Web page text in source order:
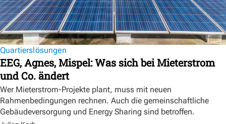
Quartierslösungen
EEG, Agnes, Mispel: Was sich bei Mieterstrom
und Co. ändert
Wer Mieterstrom-Projekte plant, muss mit neuen
Rahmenbedingungen rechnen. Auch die gemeinschaftliche
Gebäudeversorgung und Energy Sharing sind betroffen.